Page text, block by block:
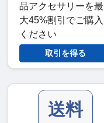
品アクセサリーを最
大45%割引でご購入
ください
取引を得る
送料